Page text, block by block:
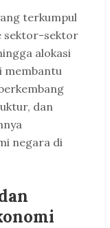
terkumpul
sektor-sektor
alokasi
membantu
dan
negara di